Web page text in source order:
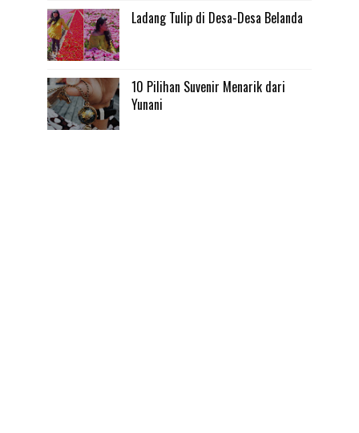
Ladang Tulip di Desa-Desa Belanda
10 Pilihan Suvenir Menarik dari
Yunani